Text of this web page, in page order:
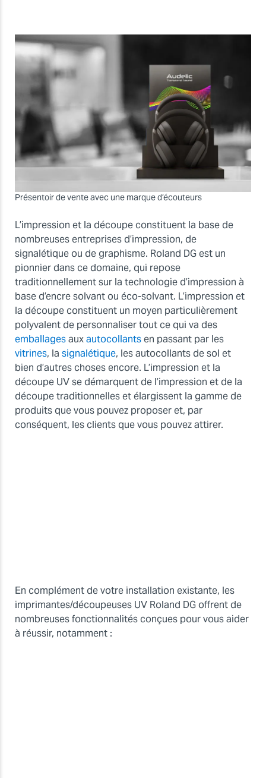
Présentoir de vente avec une marque d’écouteurs
L’impression et la découpe constituent la base de
nombreuses entreprises d’impression, de
signalétique ou de graphisme. Roland DG est un
pionnier dans ce domaine, qui repose
traditionnellement sur la technologie d’impression à
base d’encre solvant ou éco-solvant. L’impression et
la découpe constituent un moyen particulièrement
polyvalent de personnaliser tout ce qui va des
emballagesauxautocollantsen passant par les
vitrines, la signalétique, les autocollants de sol et
bien d’autres choses encore. L’impression et la
découpe UV se démarquent de l’impression et de la
découpe traditionnelles et élargissent la gamme de
produits que vous pouvez proposer et, par
conséquent, les clients que vous pouvez attirer.
En complément de votre installation existante, les
imprimantes/découpeuses UV Roland DG offrent de
nombreuses fonctionnalités conçues pour vous aider
à réussir, notamment :